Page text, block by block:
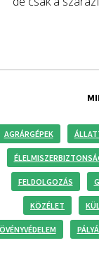
AGRÁRGÉPEK
FELDOLGOZÁS
KÖZÉLET